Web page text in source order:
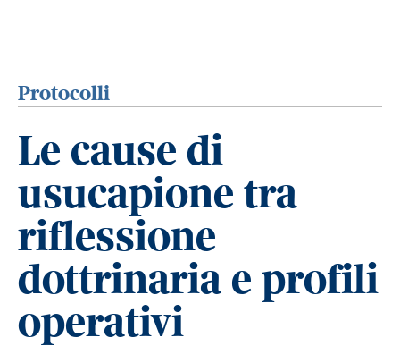
Protocolli
Le cause di
usucapione tra
riflessione
dottrinaria e profili
operativi